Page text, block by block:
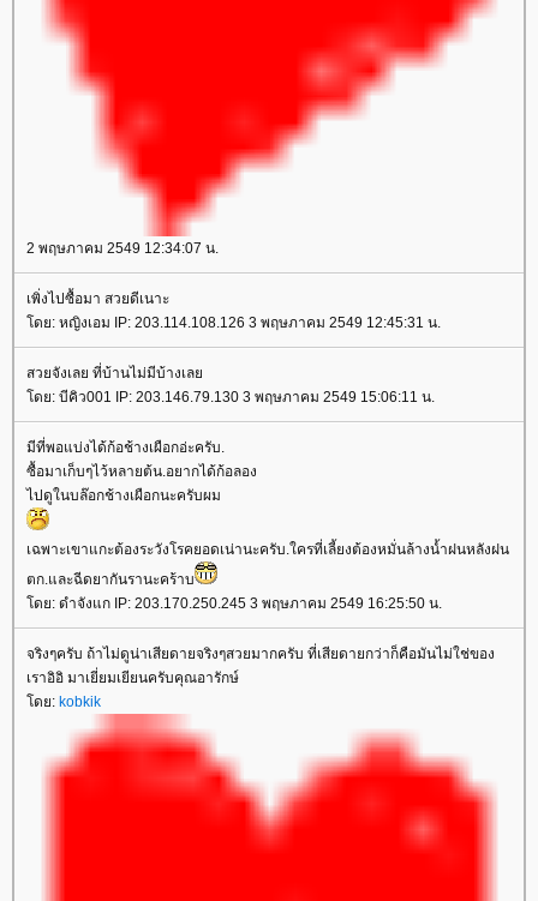
2 พฤษภาคม 2549 12:34:07 น.
เพิ่งไปซื้อมา สวยดีเนาะ
ดย: หญิงเอม IP: 203.114.108.126 3 พฤษภาคม 2549 12:45:31 น.
สวยจังเลย ที่บ้านไม่มีบ้างเล
ดย: บีคิว001 IP: 203.146.79.130 3 พฤษภาคม 2549 15:06:11 น.
มีที่พอแบ่งได้ก้อช้างเผือกอ่ะครับ.
ซื้อมาเก็บๆไว้หลายต้น.อยากได้ก้อลอง
ไปดูในบล๊อกช้างเผือกนะครับผม
เฉพาะเขาแกะต้องระวังโรคยอดเน่านะครับ.ใครที่เลี้ยงต้องหมั่นล้างน้ำฝนหลังฝน
ตก.และฉีดยากันรานะคร้าบ
ดย: ดำจังแก IP: 203.170.250.245 3 พฤษภาคม 2549 16:25:50 น.
จริงๆครับ ถ้าไม่ดูน่าเสียดายจริงๆสวยมากครับ ที่เสียดายกว่าก็คือมันไม่ใช่ของ
เราอิอิ มาเยี่ยมเยียนครับคุณอารักษ์
ดย: kobkik